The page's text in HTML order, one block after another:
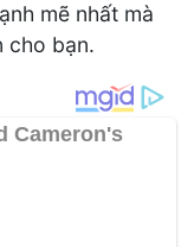
mẽ nhất mà
cho bạn.